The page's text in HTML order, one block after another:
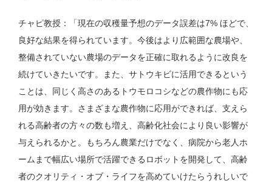
チャピ教授：「現在の収穫量予想のデータ誤差は7% ほどで、
良好な結果を得られています。今後はより広範囲な農場や、
整備されていない農場のデータを正確に取れるように改良を
続けていきたいです。また、サトウキビに活用できるという
ことは、同じく高さのあるトウモロコシなどの農作物にも応
用が効きます。さまざまな農作物に応用ができれば、支えら
れる高齢者の方々の数も増え、高齢化社会により良い影響が
与えられるかと。もちろん農業だけでなく、病院から老人ホ
ームまで幅広い場所で活躍できるロボットを開発して、高齢
者のクオリティ・オブ・ライフを高めていけたらうれしいで